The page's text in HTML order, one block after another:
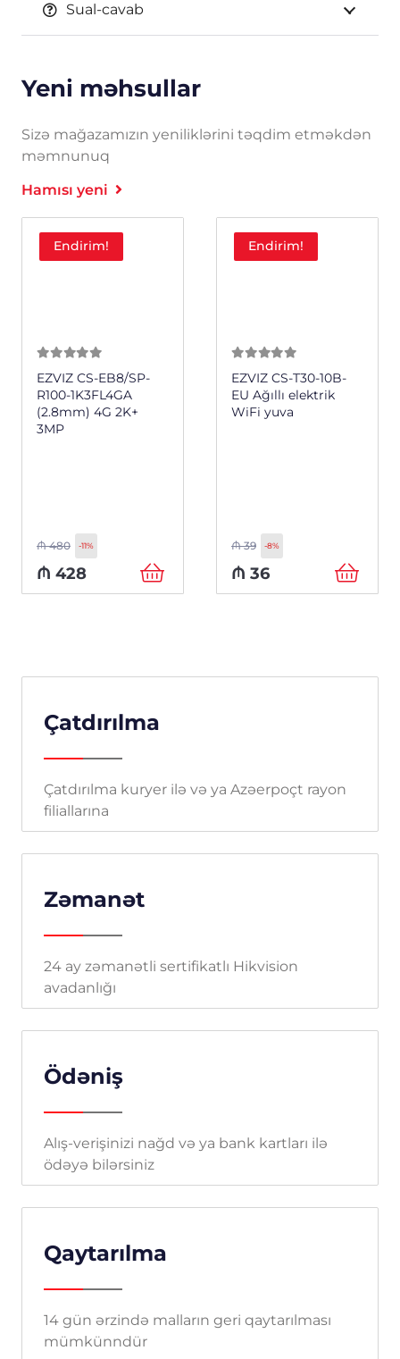
Sual-cavab
Yeni məhsullar
Sizə mağazamızın yeniliklərini təqdim etməkdən
məmnunuq
Hamısı yeni
Endirim!
EZVIZ CS-EB8/SP-
R100-1K3FL4GA
(2.8mm) 4G 2K+
3MP
₼480 -11%
₼ 428
Endirim!
EZVIZ CS-T30-10B-
EU Ağıllı elektrik
WiFi yuva
₼39 -8%
₼ 36
Çatdırılma
Çatdırılma kuryer ilə və ya Azəerpoçt rayon
filiallarına
Zəmanət
24 ay zəmanətli sertifikatlı Hikvision
avadanlığı
Ödəniş
Alış-verişinizi nağd və ya bank kartları ilə
ödəyə bilərsiniz
Qaytarılma
14 gün ərzində malların geri qaytarılması
mümkünndür